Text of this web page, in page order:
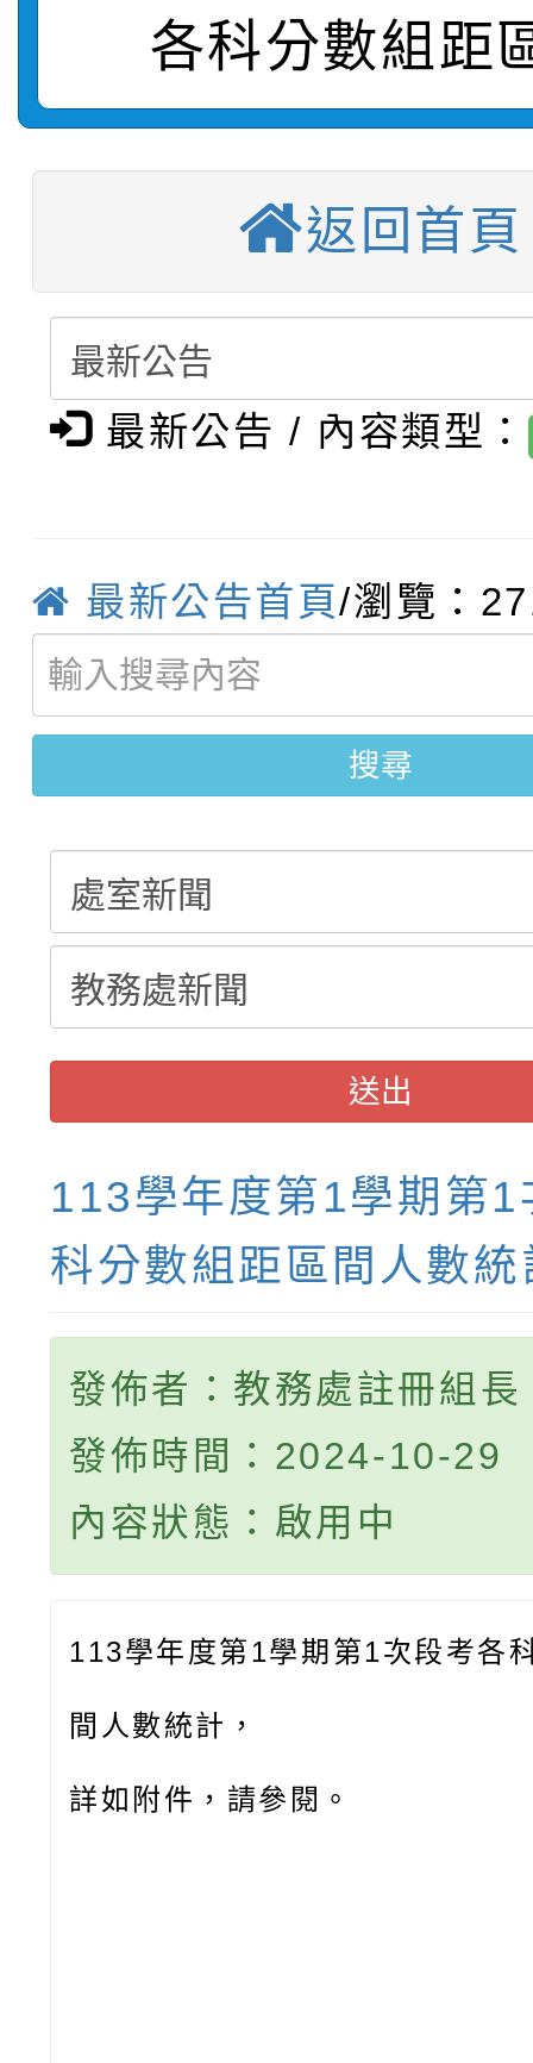
敬師藝文競賽』實施計
【甄選結果(第11招)】
學年度第1學期第7次代
結果(第11招)
【甄選結果(第3招)】
學年度第1學期第9次代
結果(第3招)
【甄選結果(第4招)】
學年度第1學期第9次
結果(第4招)
【甄選結果(第12招)】
學年度第1學期第7次代
結果(第12招)
轉知：桃園市115學年
賽及師生本土語及新住
賽實施要點
轉知：「桃園市115學
比賽實施要點」
轉知：「115年金融知
畫影片一案
劇比賽實施要點」及修
表
轉知：桃園市115年度
敬師藝文競賽』實施計
【甄選結果(第11招)】
學年度第1學期第7次
【甄選結果(第3招)】
結果(第3招)
各科分數組距
返回首頁
最新公告 / 內容類型：
最新公告首頁/瀏覽：
搜尋
送出
113學年度第1學期第1
科分數組距區間人數統
發佈者：教務處註冊組長
發佈時間：2024-10-29
內容狀態：啟用中
113學年度第1學期第1次段考各
間人數統計，
詳如附件，請參閱。